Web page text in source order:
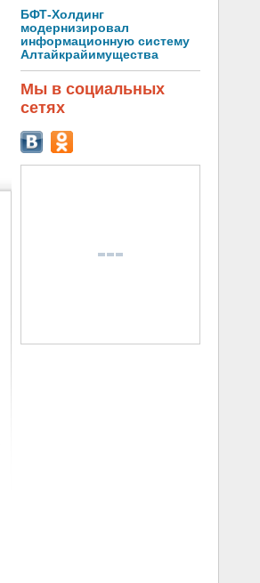
БФТ-Холдинг
модернизировал
информационную систему
Алтайкрайимущества
Мы в социальных
сетях